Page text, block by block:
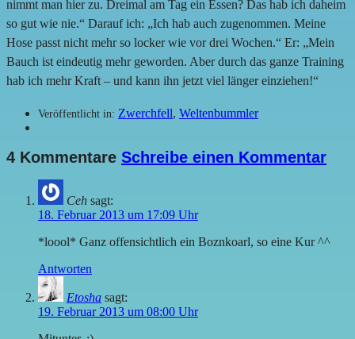
nimmt man hier zu. Dreimal am Tag ein Essen? Das hab ich daheim
so gut wie nie.“ Darauf ich: „Ich hab auch zugenommen. Meine
Hose passt nicht mehr so locker wie vor drei Wochen.“ Er: „Mein
Bauch ist eindeutig mehr geworden. Aber durch das ganze Training
hab ich mehr Kraft – und kann ihn jetzt viel länger einziehen!“
Veröffentlicht in: Zwerchfell, Weltenbummler
4 Kommentare Schreibe einen Kommentar
Ceh sagt:
18. Februar 2013 um 17:09 Uhr
*loool* Ganz offensichtlich ein Boznkoarl, so eine Kur ^^
Antworten
Etosha sagt:
19. Februar 2013 um 08:00 Uhr